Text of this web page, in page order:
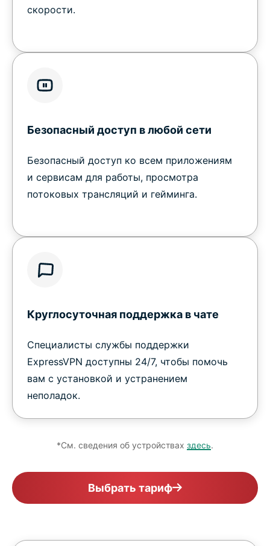
скорости.
Безопасный доступ в любой сети
Безопасный доступ ко всем приложениям
и сервисам для работы, просмотра
потоковых трансляций и гейминга.
Круглосуточная поддержка в чате
Специалисты службы поддержки
ExpressVPN доступны 24/7, чтобы помочь
вам с установкой и устранением
неполадок.
*См. сведения об устройствах здесь.
Выбрать тариф